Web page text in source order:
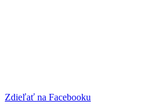
Zdieľať na Facebooku